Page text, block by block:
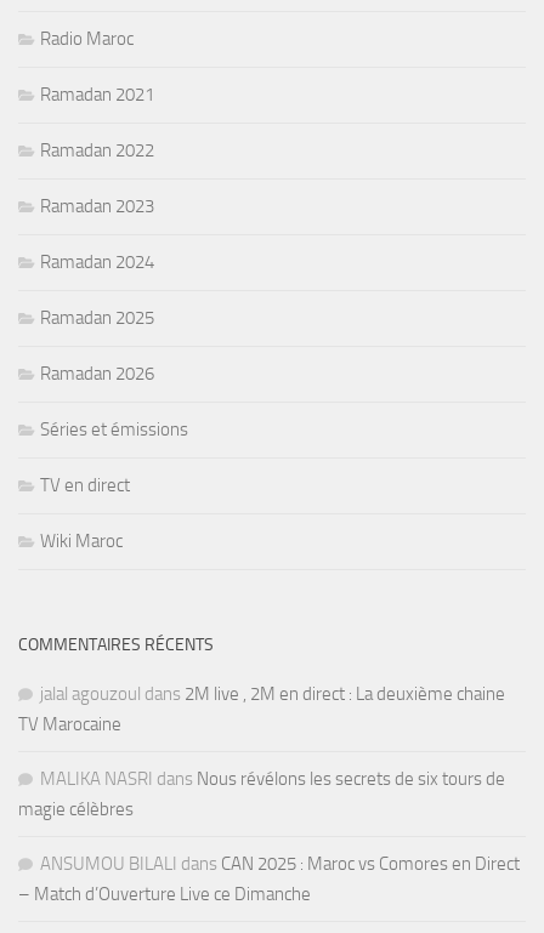
Radio Maroc
Ramadan 2021
Ramadan 2022
Ramadan 2023
Ramadan 2024
Ramadan 2025
Ramadan 2026
Séries et émissions
TV en direct
Wiki Maroc
COMMENTAIRES RÉCENTS
jalal agouzoul dans 2M live , 2M en direct : La deuxième chaine
TV Marocaine
MALIKA NASRI dans Nous révélons les secrets de six tours de
magie célèbres
ANSUMOU BILALI dans CAN 2025 : Maroc vs Comores en Direct
– Match d’Ouverture Live ce Dimanche